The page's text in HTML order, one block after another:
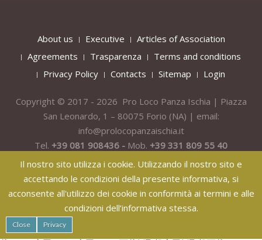
About us Executive
Articles of Association
Agreements
Trasparenza
Terms and conditions
Privacy Policy
Contacts Sitemap Login
Copyright © 2017 - 2026 Pro Loco Panza Ischia | Piazza
San Leonardo, 1 – 80075 Forio (NA) | email:
info@prolocopanzaischia.it
Tel. +39 081 908436 - Mob. +39 331 809 55 40
Il nostro sito utilizza i cookie. Utilizzando il nostro sito e
accettando le condizioni della presente informativa, si
acconsente all'utilizzo dei cookie in conformità ai termini e alle
condizioni dell’informativa stessa.
Close Privacy
纸飞机官网纸飞机官网下载纸飞机下载safew官网
safew下载
safew官网下载